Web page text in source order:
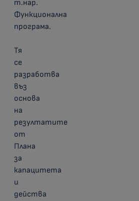
т.нар.
Функционална
програма.
Тя
се
разработва
въз
основа
на
резултатите
от
Плана
за
капацитета
и
действа